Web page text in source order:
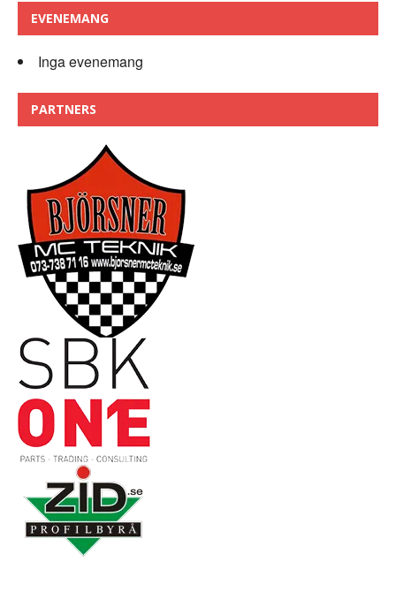
EVENEMANG
Inga evenemang
PARTNERS